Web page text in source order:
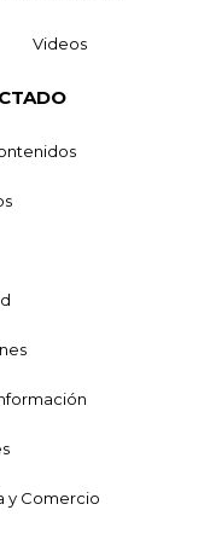
Videos
y Comercio